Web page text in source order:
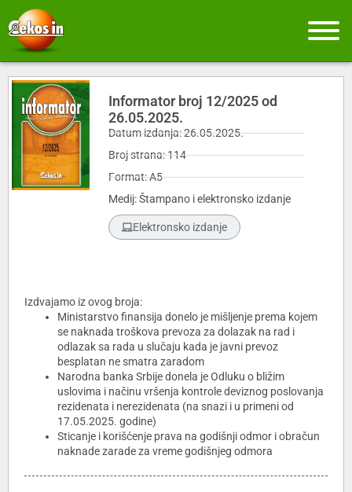
Informator broj 12/2025 od
26.05.2025.
Datum izdanja: 26.05.2025.
Broj strana: 114
Format: A5
Medij: Štampano i elektronsko izdanje
Elektronsko izdanje
Izdvajamo iz ovog broja:
Ministarstvo finansija donelo je mišljenje prema kojem
se naknada troškova prevoza za dolazak na rad i
odlazak sa rada u slučaju kada je javni prevoz
besplatan ne smatra zaradom
Narodna banka Srbije donela je Odluku o bližim
uslovima i načinu vršenja kontrole deviznog poslovanja
rezidenata i nerezidenata (na snazi i u primeni od
17.05.2025. godine)
Sticanje i korišćenje prava na godišnji odmor i obračun
naknade zarade za vreme godišnjeg odmora